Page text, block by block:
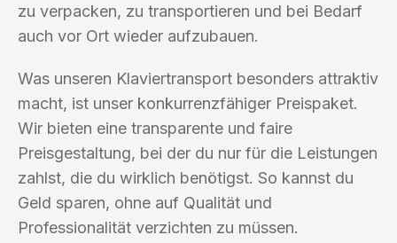
zu verpacken, zu transportieren und bei Bedarf
auch vor Ort wieder aufzubauen.
Was unseren Klaviertransport besonders attraktiv
macht, ist unser konkurrenzfähiger Preispaket.
Wir bieten eine transparente und faire
Preisgestaltung, bei der du nur für die Leistungen
zahlst, die du wirklich benötigst. So kannst du
Geld sparen, ohne auf Qualität und
Professionalität verzichten zu müssen.